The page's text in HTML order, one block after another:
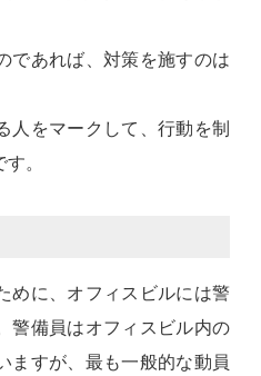
であれば、対策を施すのは
人をマークして、行動を制
。
めに、オフィスビルには警
警備員はオフィスビル内の
ますが、最も一般的な動員